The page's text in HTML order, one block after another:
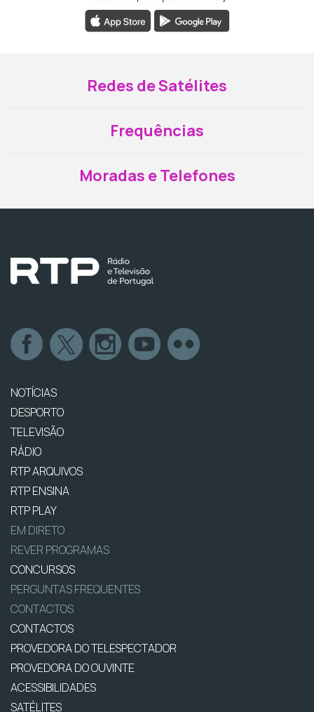
Redes de Satélites
Frequências
Moradas e Telefones
NOTÍCIAS
DESPORTO
TELEVISÃO
RÁDIO
RTP ARQUIVOS
RTP ENSINA
RTP PLAY
EM DIRETO
REVER PROGRAMAS
CONCURSOS
PERGUNTAS FREQUENTES
CONTACTOS
CONTACTOS
PROVEDORA DO TELESPECTADOR
PROVEDORA DO OUVINTE
ACESSIBILIDADES
SATÉLITES